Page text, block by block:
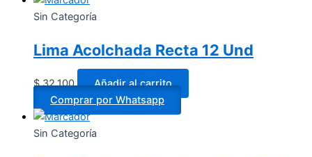
Sin Categoría
Lima Acolchada Recta 12 Und
$32.100
Añadir al carrito
Comprar por Whatsapp
Sin Categoría